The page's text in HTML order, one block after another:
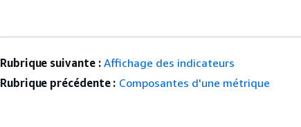
Rubrique suivante : Affichage des indicateurs
Rubrique précédente : Composantes d'une métrique